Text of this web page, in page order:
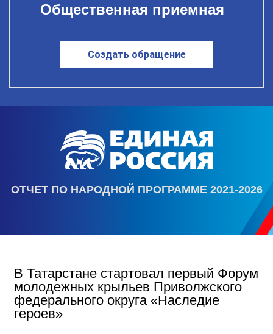
Общественная приемная
Создать обращение
ОТЧЕТ ПО НАРОДНОЙ ПРОГРАММЕ 2021-2026
В Татарстане стартовал первый Форум
молодежных крыльев Приволжского
федерального округа «Наследие
героев»